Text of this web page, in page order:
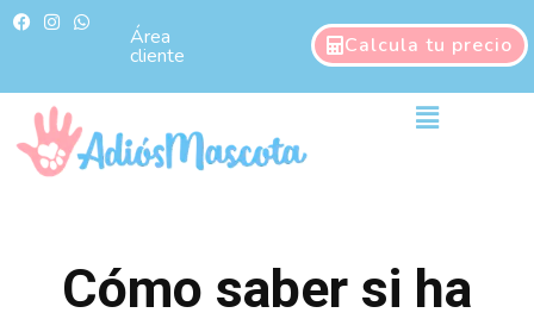
F
a
b
k
I
n
a
g
a
m
W
h
s
p
p
Área
cliente Calcula tu precio
Main
Cómo saber si ha